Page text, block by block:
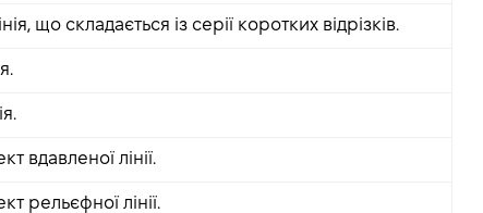
що складається із серії коротких відрізків.
вдавленої лінії.
рельєфної лінії.